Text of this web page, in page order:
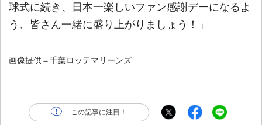
球式に続き、日本一楽しいファン感謝デーになるよ
う、皆さん一緒に盛り上がりましょう！」
画像提供＝千葉ロッテマリーンズ
この記事に注目！